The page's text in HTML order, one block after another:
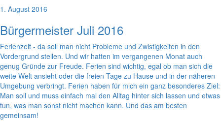
1. August 2016
Bürgermeister Juli 2016
Ferienzeit - da soll man nicht Probleme und Zwistigkeiten in den
Vordergrund stellen. Und wir hatten im vergangenen Monat auch
genug Gründe zur Freude. Ferien sind wichtig, egal ob man sich die
weite Welt ansieht oder die freien Tage zu Hause und in der näheren
Umgebung verbringt. Ferien haben für mich ein ganz besonderes Ziel:
Man soll und muss einfach mal den Alltag hinter sich lassen und etwas
tun, was man sonst nicht machen kann. Und das am besten
gemeinsam!